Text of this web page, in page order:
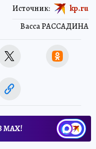
Васса РАССАДИНА
Источник: kp.ru
МАХ!